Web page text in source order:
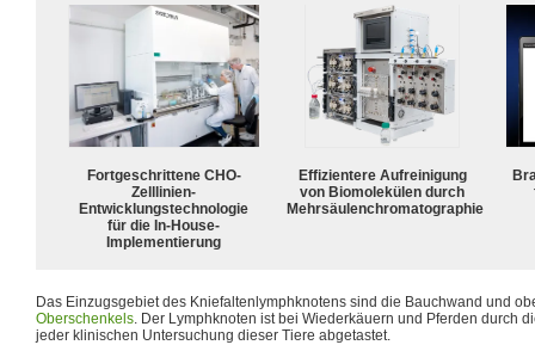
Fortgeschrittene CHO-
Zelllinien-
Entwicklungstechnologie
für die In-House-
Implementierung
Effizientere Aufreinigung
von Biomolekülen durch
Mehrsäulenchromatographie
Das Einzugsgebiet des Kniefaltenlymphknotens sind die Bauchwand und
Oberschenkels. Der Lymphknoten ist bei Wiederkäuern und Pferden durch
jeder klinischen Untersuchung dieser Tiere abgetastet.